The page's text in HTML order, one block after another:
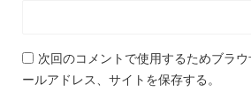
次回のコメントで使用するためブラ
ールアドレス、サイトを保存する。